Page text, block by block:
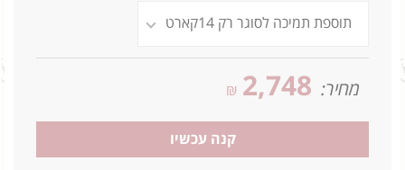
מחיר: 2,748
₪
קנה עכשיו